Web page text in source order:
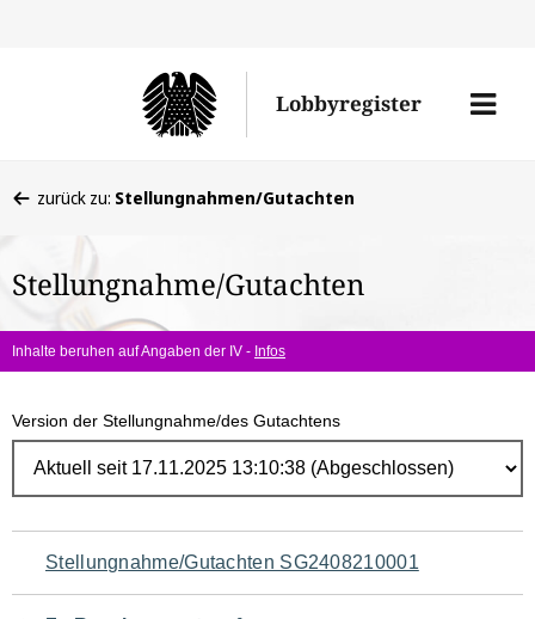
Lobbyregister
Menü
befinden
hier:
zurück zu: Stellungnahmen/Gutachten
Stellungnahme/Gutachten
Inhalte beruhen auf Angaben der IV - Infos
Version der Stellungnahme/des Gutachtens
Navigation
für
Stellungnahme/Gutachten SG2408210001